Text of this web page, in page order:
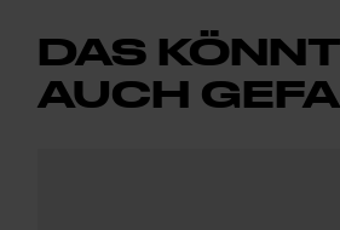
DAS
AUCH